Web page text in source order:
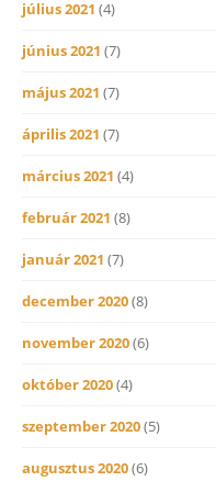
július 2021 (4)
június 2021 (7)
május 2021 (7)
április 2021 (7)
március 2021 (4)
február 2021 (8)
január 2021 (7)
december 2020(8)
november 2020(6)
október 2020(4)
szeptember 2020(5)
augusztus 2020(6)